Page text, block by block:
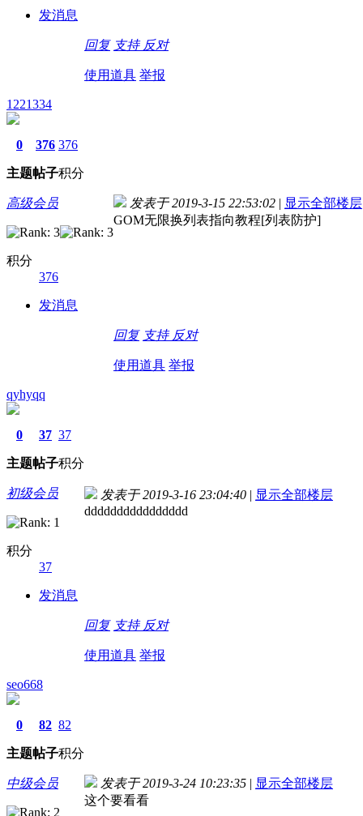
发消息
回复 支持 反对
使用道具 举报
1221334
0
主题
376
帖子
376
积分
高级会员
积分
376
发消息
发表于 2019-3-15 22:53:02 | 显示全部楼层
GOM无限换列表指向教程[列表防护]
回复 支持 反对
使用道具 举报
qyhyqq
0
主题
37
帖子
37
积分
初级会员
积分
37
发消息
发表于 2019-3-16 23:04:40 | 显示全部楼层
dddddddddddddddd
回复 支持 反对
使用道具 举报
seo668
0
主题
82
帖子
82
积分
中级会员 发表于 2019-3-24 10:23:35 | 显示全部楼层
这个要看看